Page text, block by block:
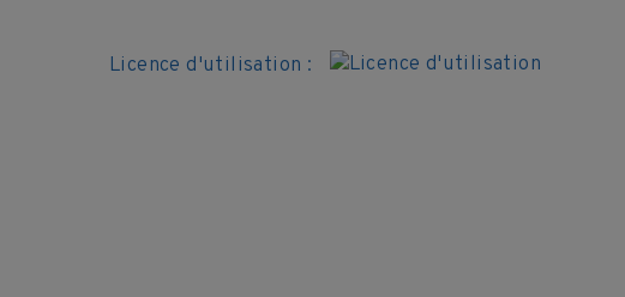
Licence d'utilisation :